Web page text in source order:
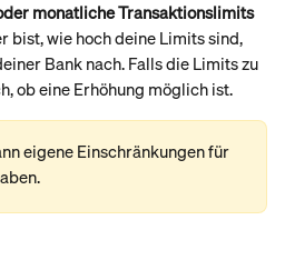
monatliche Transaktionslimits
bist, wie hoch deine Limits sind,
Bank nach. Falls die Limits zu
ob eine Erhöhung möglich ist.
eigene Einschränkungen für